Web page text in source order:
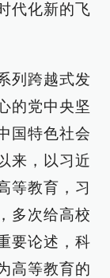
代化新的飞
列跨越式发
的党中央坚
国特色社会
来，以习近
等教育，习
多次给高校
要论述，科
高等教育的